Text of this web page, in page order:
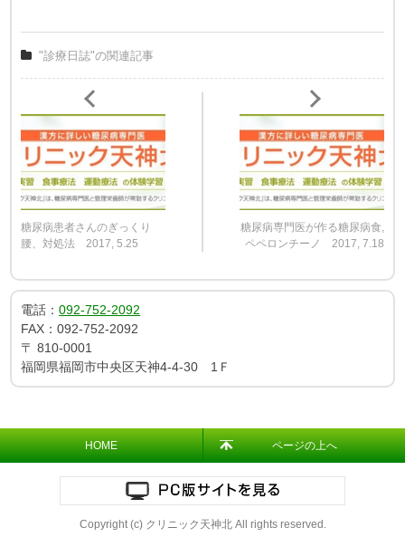
"診療日誌"の関連記事
糖尿病患者さんのぎっくり
腰、対処法 2017, 5.25
糖尿病専門医が作る糖尿病食,
ペペロンチーノ 2017, 7.18
電話：092-752-2092
FAX：092-752-2092
〒810-0001
福岡県福岡市中央区天神4-4-30 1Ｆ
HOME ページの上へ
Copyright (c) クリニック天神北 All rights reserved.